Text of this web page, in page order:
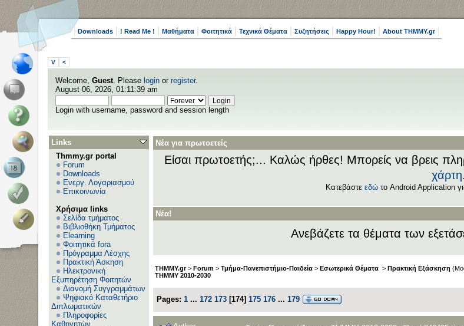
Downloads ! Read Me ! Μαθήματα Φοιτητικά Τεχνικά Θέματα Συζητήσεις Happy Hour! About THMMY.gr
V <
Welcome, Guest. Please login or register.
August 06, 2026, 01:11:39 am
Login with username, password and session length
Links
Thmmy.gr portal
Forum
Downloads
Ενεργ. Λογαριασμού
Επικοινωνία
Χρήσιμα links
Σελίδα τμήματος
Βιβλιοθήκη Τμήματος
Elearning
Φοιτητικά fora
Πρόγραμμα Λέσχης
Πρακτική Άσκηση
Ηλεκτρονική
Εξυπηρέτηση Φοιτητών
Διανομή Συγγραμμάτων
Ψηφιακό Καταθετήριο
Διπλωματικών
Πληροφορίες
Καθηγητών
Νέα για πρωτοετείς
Είσαι πρωτοετής;... Καλώς ήρθες! Μπορείς να βρεις
χάρτη.
Κατεβάστε εδώ το Android Application
Νέα!
Ανεβάζετε τα θέματα των
THMMY.gr> Forum > Τμήμα-Πανεπιστήμιο-Παιδεία > Εσωτερικά Θέματα > Πρακτική Εξάσκηση
ΤΗΜΜΥ 2010-2030
Pages: 1 ... 172 173 [174] 175 176 ... 179